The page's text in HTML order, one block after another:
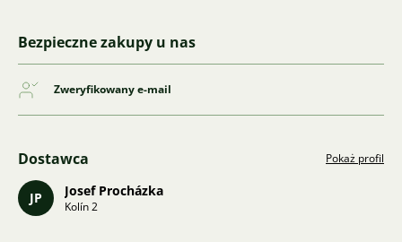
Bezpieczne zakupy u nas
Zweryfikowany e-mail
Dostawca Pokaż profil
JP Josef Procházka
Kolín 2